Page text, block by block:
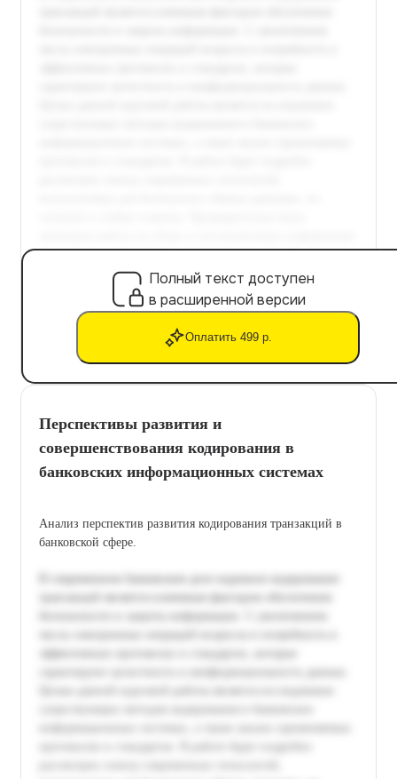
Полный текст доступен
в расширенной версии
Оплатить 499 р.
Перспективы развития и
совершенствования кодирования в
банковских информационных системах
Анализ перспектив развития кодирования транзакций в
банковской сфере.